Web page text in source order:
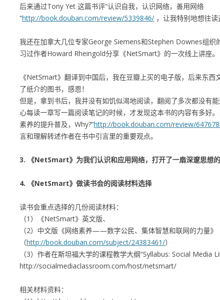
后来通过Tony Yet 这篇书评“认识自我，认识网络，善用网络
“http://book.douban.com/review/5339846/ ，让我特别地想往
我还在加拿大几位专家George Siemens和Stephen Downes组织
习过作者Howard Rheingold分享《NetSmart》的一次线上讲座。
《NetSmart》翻译到中国后，我在豆瓣上买的电子版，后来东西
了纸介的图书，感恩！
但是，拿到书后，我并没有如饥似渴地阅读，翻阅了多次都没有
心每读一章写一篇阅读笔记的时候，才发现这本书的内容有多好
素养的提升普及，Why?”http://book.douban.com/review/
言和理解转述作者在书中引言里的重要观点。
3. 《NetSmart》为我们认识和应用网络，打开了一扇深邃思想
4. 《NetSmart》做读书会的阅读材料选择
读书会重点选择的几份阅读材料：
（1）《NetSmart》英文版、
（2）中文版《网络素养——数字公民、集体智慧和联网的力量》
（http://book.douban.com/subject/24383461/）
（3）作者在斯坦福大学的课程教学大纲“Syllabus: Social Media
http://socialmediaclassroom.com/host/netsmart/
相关材料资料：